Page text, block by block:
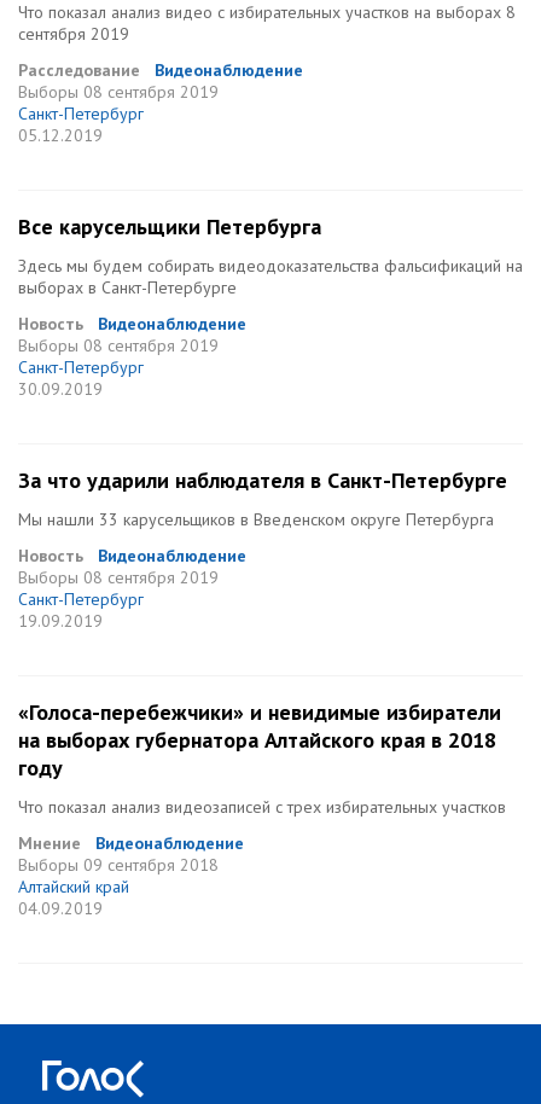
Что показал анализ видео с избирательных участков на выборах 8
сентября 2019
Расследование
Видеонаблюдение
Выборы 08 сентября 2019
Санкт-Петербург
05.12.2019
Все карусельщики Петербурга
Здесь мы будем собирать видеодоказательства фальсификаций на
выборах в Санкт-Петербурге
Новость
Видеонаблюдение
Выборы 08 сентября 2019
Санкт-Петербург
30.09.2019
За что ударили наблюдателя в Санкт-Петербурге
Мы нашли 33 карусельщиков в Введенском округе Петербурга
Новость
Видеонаблюдение
Выборы 08 сентября 2019
Санкт-Петербург
19.09.2019
«Голоса-перебежчики» и невидимые избиратели
на выборах губернатора Алтайского края в 2018
году
Что показал анализ видеозаписей с трех избирательных участков
Мнение
Видеонаблюдение
Выборы 09 сентября 2018
Алтайский край
04.09.2019